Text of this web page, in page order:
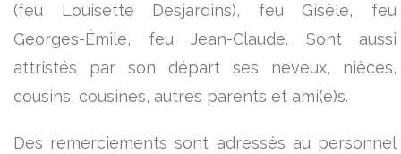
(feu Louisette Desjardins), feu Gisèle, feu
Georges-Émile, feu Jean-Claude. Sont aussi
attristés par son départ ses neveux, nièces,
cousins, cousines, autres parents et ami(e)s.
Des remerciements sont adressés au personnel